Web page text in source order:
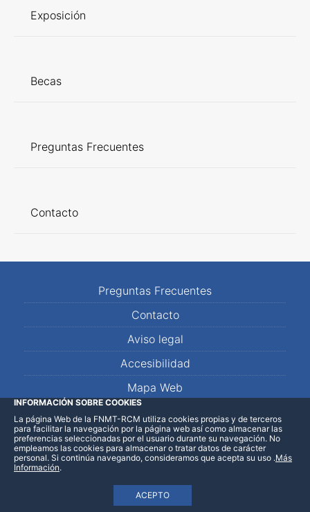
Exposición
Becas
Preguntas Frecuentes
Contacto
Preguntas Frecuentes
Contacto
Aviso legal
Accesibilidad
Mapa Web
FacebookInstagram
LinkedinVimeo
INFORMACIÓN SOBRE COOKIES
La página Web de la FNMT-RCM utiliza cookies propias y de terceros
para facilitar la navegación por la página web así como almacenar las
preferencias seleccionadas por el usuario durante su navegación. No
empleamos las cookies para almacenar o tratar datos de carácter
personal. Si continúa navegando, consideramos que acepta su uso
ACEPTO
.Más
Información.